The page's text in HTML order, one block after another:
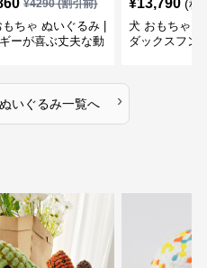
¥4290(割引前)
ちゃ ぬいぐるみ |
ーが喜ぶ丈夫な動
¥13,790 (税
犬 おもちゃ
ダックスフン
いぐるみ一覧へ ›